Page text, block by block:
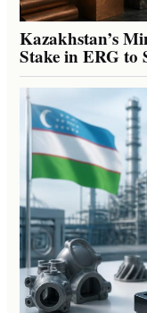
Kazakhstan’s
Stake in ERG